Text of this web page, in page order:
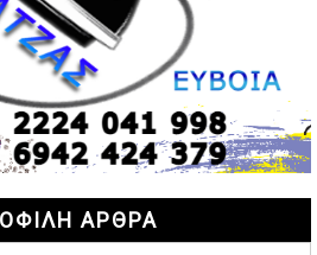
δικαίωμα να μιλά για τον πρόεδρο
υπαναχώρησε στις
Αρχές
αγορά: QR code για πωλήσεις
88.000 σημεία
ΑΡΘΡΑ